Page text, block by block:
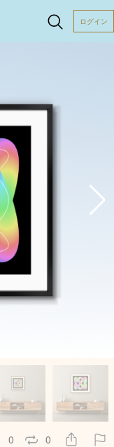
ログイン
0 0